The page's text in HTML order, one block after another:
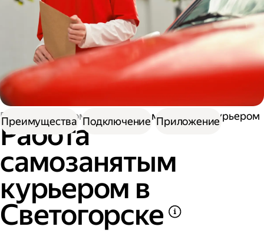
Работа курьером Работа самозанятым курьером
Работа
самозанятым
курьером в
Светогорске
Преимущества Подключение Приложение